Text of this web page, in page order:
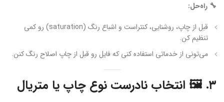
🔧 راه‌حل:
قبل از چاپ، روشنایی، کنتراست و اشباع رنگ (saturation) رو کمی
تنظیم کن.
می‌تونی از خدماتی استفاده کنی که فایل رو قبل از چاپ اصلاح رنگ کنن.
۳. 🖼 انتخاب نادرست نوع چاپ یا متریال